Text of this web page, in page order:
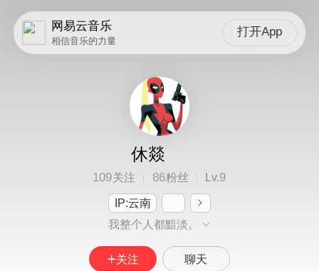
网易云音乐
相信音乐的力量
打开App
休燚
109关注 86粉丝 Lv.9
IP:云南
我整个人都黯淡。
关注 聊天